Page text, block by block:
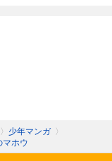
〉 少年マンガ 〉
マホウ